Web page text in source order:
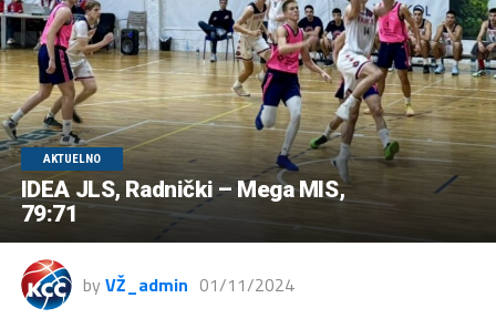
AKTUELNO
IDEA JLS, Radnički – Mega MIS,
79:71
by VŽ_admin 01/11/2024